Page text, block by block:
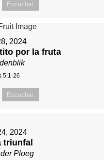
Escuchar
2024
por la fruta
5:1-26
Escuchar
2024
triunfal
Ploeg